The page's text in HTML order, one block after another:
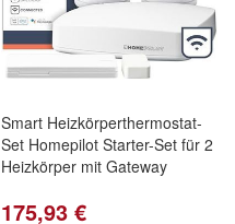
Smart Heizkörperthermostat-
Set Homepilot Starter-Set für 2
Heizkörper mit Gateway
175,93 €